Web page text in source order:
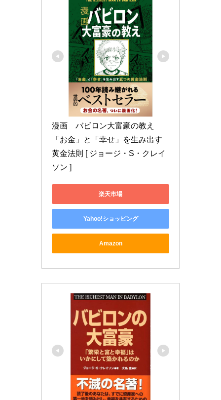
漫画　バビロン大富豪の教え
「お金」と「幸せ」を生み出す
黄金法則 [ ジョージ・S・クレイ
ソン ]
楽天市場
Yahoo!ショッピング
Amazon